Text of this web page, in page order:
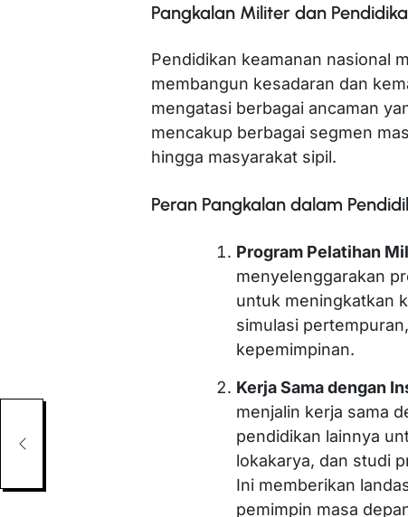
Pangkalan Militer dan
Pendidikan keamanan nasional
membangun kesadaran dan
mengatasi berbagai ancaman
mencakup berbagai segmen
hingga masyarakat sipil.
Peran Pangkalan dalam
Program Pelatihan
menyelenggarakan
untuk meningkatkan
simulasi
kepemimpinan.
Kerja Sama dengan
menjalin kerja sama
pendidikan lainnya
lokakarya, dan studi
Ini memberikan
pemimpin masa